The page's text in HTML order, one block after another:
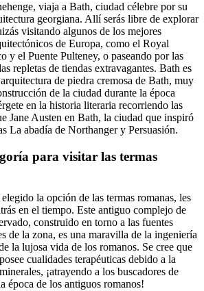
viaja a Bath, ciudad célebre por su
georgiana. Allí serás libre de explorar
visitando algunos de los mejores
de Europa, como el Royal
y el Puente Pulteney, o paseando por las
repletas de tiendas extravagantes. Bath es
de piedra cremosa de Bath, muy
de la ciudad durante la época
en la historia literaria recorriendo las
Jane Austen en Bath, la ciudad que inspiró
La abadía de Northanger y Persuasión.
para visitar las termas
la opción de las termas romanas, les
en el tiempo. Este antiguo complejo de
construido en torno a las fuentes
de la zona, es una maravilla de la ingeniería
la lujosa vida de los romanos. Se cree que
cualidades terapéuticas debido a la
¡atrayendo a los buscadores de
época de los antiguos romanos!